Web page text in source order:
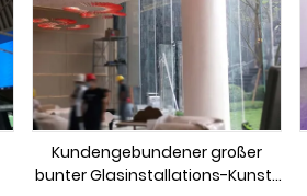
Kundengebundener großer
bunter Glasinstallations-Kunst-